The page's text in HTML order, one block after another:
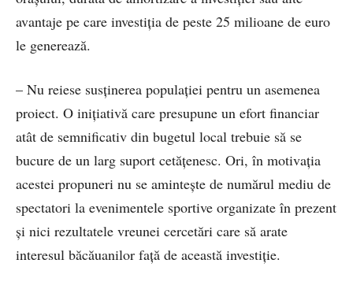
avantaje pe care investiția de peste 25 milioane de euro
le generează.
– Nu reiese susținerea populației pentru un asemenea
proiect. O inițiativă care presupune un efort financiar
atât de semnificativ din bugetul local trebuie să se
bucure de un larg suport cetățenesc. Ori, în motivația
acestei propuneri nu se amintește de numărul mediu de
spectatori la evenimentele sportive organizate în prezent
și nici rezultatele vreunei cercetări care să arate
interesul băcăuanilor față de această investiție.